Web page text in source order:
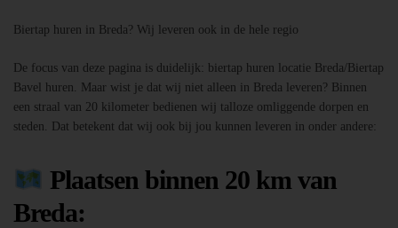
Biertap huren in Breda? Wij leveren ook in de hele regio
De focus van deze pagina is duidelijk: biertap huren locatie Breda/Biertap
Bavel huren. Maar wist je dat wij niet alleen in Breda leveren? Binnen
een straal van 20 kilometer bedienen wij talloze omliggende dorpen en
steden. Dat betekent dat wij ook bij jou kunnen leveren in onder andere:
Plaatsen binnen 20 km van
Breda: